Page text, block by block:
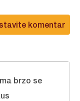
komentar
brzo se